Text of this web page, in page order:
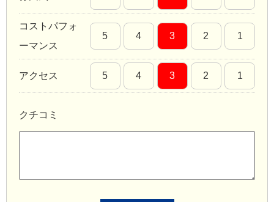
コストパフォ
ーマンス
5 4 3 2 1
アクセス 5 4 3 2 1
クチコミ